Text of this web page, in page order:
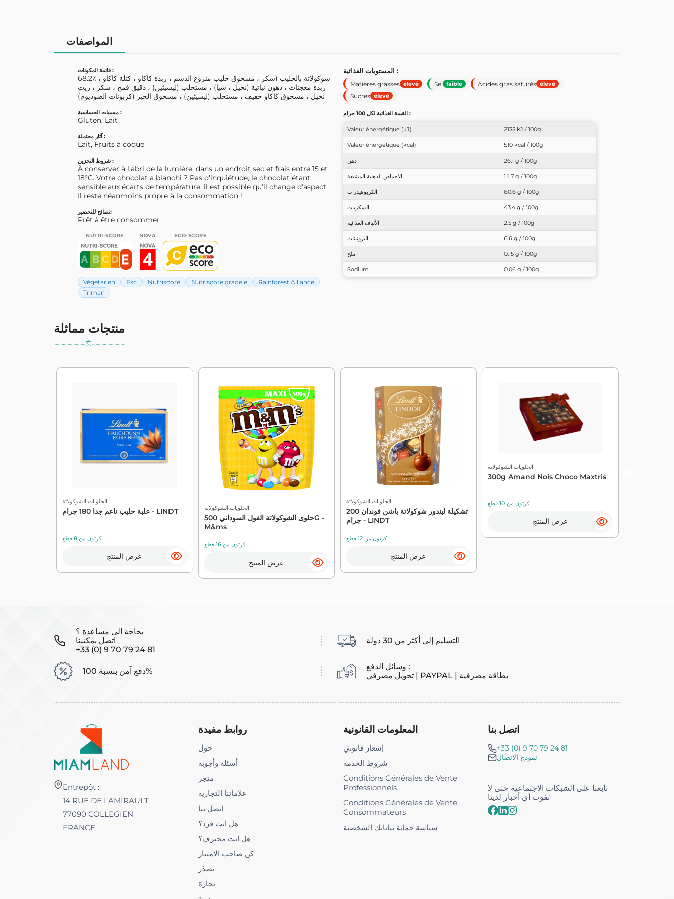
المواصفات
قائمة المكونات :
68.2٪ شوكولاتة بالحليب (سكر ، مسحوق حليب منزوع الدسم ، زبدة كاكاو ، كتلة كاكاو ،
زبدة معجنات ، دهون نباتية (نخيل ، شيا) ، مستحلب (ليسيثين) ، دقيق قمح ، سكر ، زيت
نخيل ، مسحوق كاكاو خفيف ، مستحلب (ليسيثين) ، مسحوق الخبز (كربونات الصوديوم)
مسببات الحساسية :
Gluten, Lait
آثار محتملة :
Lait, Fruits à coque
شروط التخزين :
À conserver à l'abri de la lumière, dans un endroit sec et frais entre 15 et
18°C. Votre chocolat a blanchi ? Pas d'inquiétude, le chocolat étant
sensible aux écarts de température, il est possible qu'il change d'aspect.
Il reste néanmoins propre à la consommation !
نصائح للتحضير:
Prêt à être consommer
NUTRI-SCORE NOVA ECO-SCORE
Végétarien Fsc Nutriscore Nutriscore grade e
Rainforest Alliance
Triman
المستويات الغذائية :
Matières grasses élevé Sel faible Acides gras saturés élevé
Sucres élevé
القيمة الغذائية لكل 100 جرام :
Valeur énergétique (kJ) 2135 kJ / 100g
Valeur énergétique (kcal) 510 kcal / 100g
دهن 26.1 g / 100g
الأحماض الدهنية المشبعة 14.7 g / 100g
الكربوهيدرات 60.6 g / 100g
السكريات 43.4 g / 100g
الألياف الغذائية 2.5 g / 100g
البروتينات 6.6 g / 100g
ملح 0.15 g / 100g
Sodium 0.06 g / 100g
منتجات مماثلة
الحلويات الشوكولاتة
علبة حليب ناعم جدا 180 جرام - LINDT
كرتون من 8 قطع
عرض المنتج
الحلويات الشوكولاتة
حلوى الشوكولاتة الفول السوداني 500G -
M&ms
كرتون من 16 قطع
عرض المنتج
الحلويات الشوكولاتة
تشكيلة ليندور شوكولاتة باشن فوندان 200
جرام - LINDT
كرتون من 12 قطع
عرض المنتج
الحلويات الشوكولاتة
300g Amand Nois Choco Maxtris
كرتون من 10 قطع
عرض المنتج
بحاجة الى مساعدة ؟
اتصل بمكتبنا
+33 (0) 9 70 79 24 81
التسليم إلى أكثر من 30 دولة
دفع آمن بنسبة 100%
وسائل الدفع :
تحويل مصرفي | PAYPAL | بطاقة مصرفية
Entrepôt :
14 RUE DE LAMIRAULT
77090 COLLEGIEN
FRANCE
روابط مفيدة
حول
أسئلة وأجوبة
متجر
علاماتنا التجارية
اتصل بنا
هل انت فرد؟
هل انت محترف؟
كن صاحب الامتياز
يصدّر
تجارة
المعلومات القانونية
إشعار قانوني
شروط الخدمة
Conditions Générales de Vente
Professionnels
Conditions Générales de Vente
Consommateurs
سياسة حماية بياناتك الشخصية
اتصل بنا
+33 (0) 9 70 79 24 81
نموذج الاتصال
تابعنا على الشبكات الاجتماعية حتى لا
تفوت أي أخبار لدينا